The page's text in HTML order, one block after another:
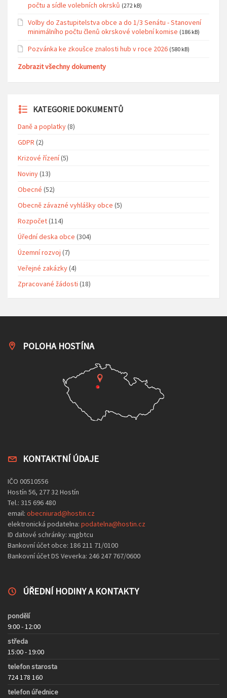
počtu a sídle volebních okrsků (272 kB)
Volby do Zastupitelstva obce a do 1/3 Senátu - Stanovení
minimálního počtu členů okrskové volební komise (186 kB)
Pozvánka ke zkoušce znalosti hub v roce 2026 (580 kB)
Zobrazit všechny dokumenty
KATEGORIE DOKUMENTŮ
Daně a poplatky(8)
GDPR (2)
Krizové řízení(5)
Noviny(13)
Obecné (52)
Obecně závazné vyhlášky obce (5)
Rozpočet(114)
Úřední deska obce (304)
Územní rozvoj (7)
Veřejné zakázky(4)
Zpracované žádosti (18)
POLOHA HOSTÍNA
KONTAKTNÍ ÚDAJE
IČO 00510556
Hostín 56, 277 32 Hostín
Tel.: 315 696 480
email: obecniurad@hostin.cz
elektronická podatelna: podatelna@hostin.cz
ID datové schránky: xqgbtcu
Bankovní účet obce: 186 211 71/0100
Bankovní účet DS Veverka: 246 247 767/0600
ÚŘEDNÍ HODINY A KONTAKTY
pondělí
9:00 - 12:00
středa
15:00 - 19:00
telefon starosta
724 178 160
telefon úřednice